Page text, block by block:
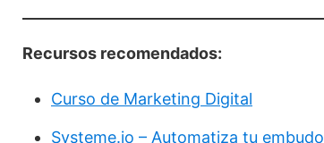
Recursos recomendados:
Curso de Marketing Digital
Systeme.io – Automatiza tu embudo